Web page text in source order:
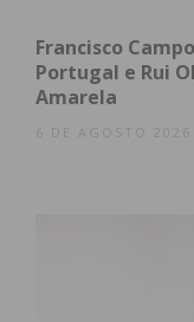
Assine
obtenha
Francisco
Portugal e Rui
Amarela
6 DE AGOSTO 2026